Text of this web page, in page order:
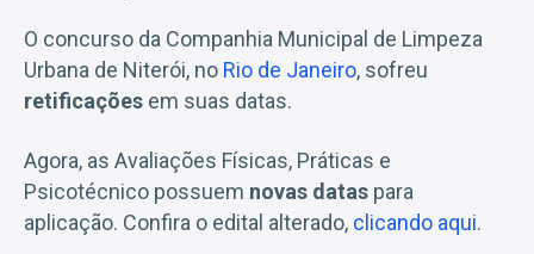
O concurso da Companhia Municipal de Limpeza
Urbana de Niterói, no Rio de Janeiro, sofreu
retificações em suas datas.
Agora, as Avaliações Físicas, Práticas e
Psicotécnico possuem novas datas para
aplicação. Confira o edital alterado, clicando aqui.